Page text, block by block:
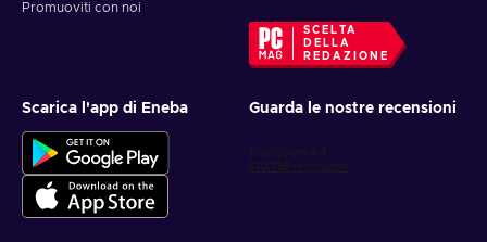
Promuoviti con noi
SCELTA
DELLA
REDAZIONE
Scarica l'app di Eneba Guarda le nostre recensioni